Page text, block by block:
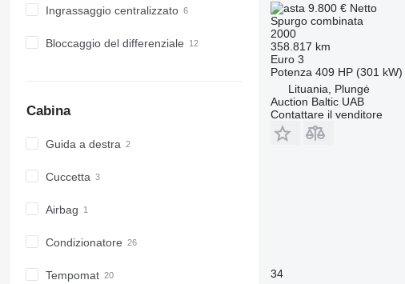
Ingrassaggio centralizzato
Bloccaggio del differenziale
Cabina
Guida a destra
Cuccetta
Airbag
Condizionatore
Tempomat
9.800 € Netto
Spurgo combinata
2000
358.817 km
Euro 3
Potenza 409 HP (301 kW)
Lituania, Plungė
Auction Baltic UAB
Contattare il venditore
34